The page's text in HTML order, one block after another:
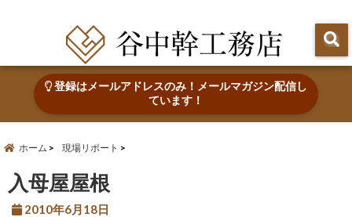
登録はメールアドレスのみ！メールマガジン配信し
ています！
ホーム 現場リポート
入母屋屋根
2010年6月18日